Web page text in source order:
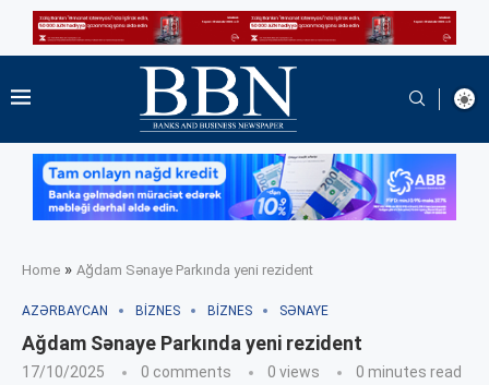
Home » Ağdam Sənaye Parkında yeni rezident
AZƏRBAYCAN BIZNES BIZNES SƏNAYE
Ağdam Sənaye Parkında yeni rezident
17/10/2025 0 comments 0 views 0 minutes read